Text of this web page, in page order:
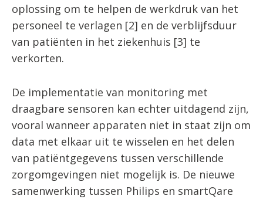
oplossing om te helpen de werkdruk van het
personeel te verlagen [2] en de verblijfsduur
van patiënten in het ziekenhuis [3] te
verkorten.
De implementatie van monitoring met
draagbare sensoren kan echter uitdagend zijn,
vooral wanneer apparaten niet in staat zijn om
data met elkaar uit te wisselen en het delen
van patiëntgegevens tussen verschillende
zorgomgevingen niet mogelijk is. De nieuwe
samenwerking tussen Philips en smartQare